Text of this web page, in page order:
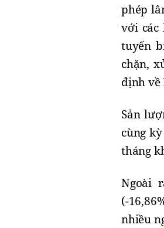
phép
với các
tuyến
chặn,
định về
Sản
cùng
tháng
Ngoài
(-
nhiều